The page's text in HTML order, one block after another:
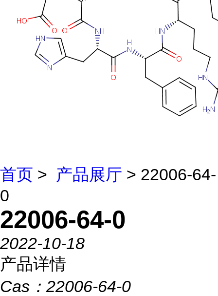
首页 > 产品展厅 > 22006-64-
0
22006-64-0
2022-10-18
产品详情
Cas： 22006-64-0